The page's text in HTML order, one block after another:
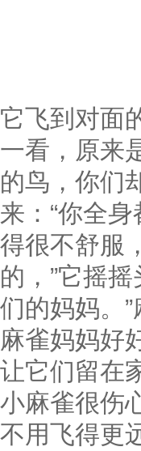
它飞到对面
一看，原来
的鸟，你们
来：“你全
得很不舒服
的，”它摇
们的妈妈。
麻雀妈妈好
让它们留在
小麻雀很伤
不用飞得更